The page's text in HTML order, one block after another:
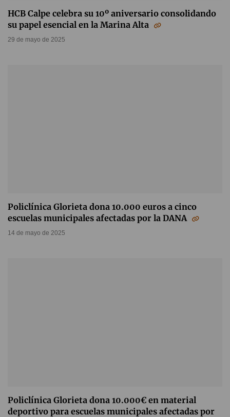
HCB Calpe celebra su 10º aniversario consolidando
su papel esencial en la Marina Alta
29 de mayo de 2025
Policlínica Glorieta dona 10.000 euros a cinco
escuelas municipales afectadas por la DANA
14 de mayo de 2025
Policlínica Glorieta dona 10.000€ en material
deportivo para escuelas municipales afectadas por